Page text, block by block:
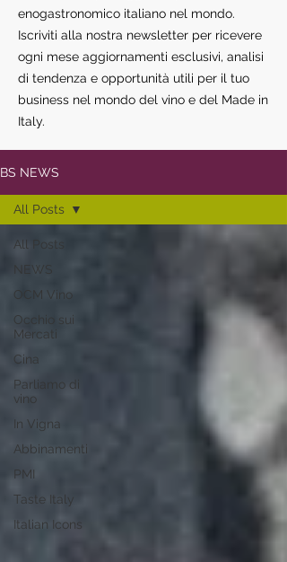
enogastronomico italiano nel mondo.
Iscriviti alla nostra newsletter per ricevere
ogni mese aggiornamenti esclusivi, analisi
di tendenza e opportunità utili per il tuo
business nel mondo del vino e del Made in
Italy.
BS NEWS
All Posts
NEWS
OCM Vino
Occhio sui
Mercati
Cina
Parliamo di
vino
In Vigna
Abbinamenti
PMI
Taste Italy
Italian Icons
All Posts